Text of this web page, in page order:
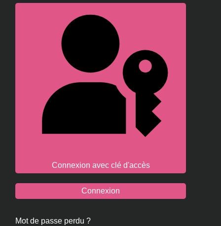
Connexion avec clé d'accès
Connexion
Mot de passe perdu ?